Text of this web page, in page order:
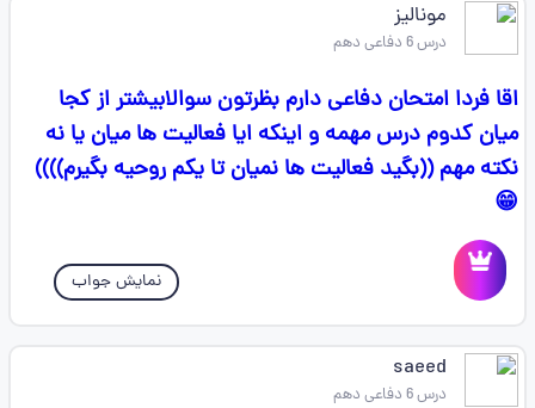
مونالیز
درس 6 دفاعی دهم
اقا فردا امتحان دفاعی دارم بظرتون سوالابیشتر از کجا
میان کدوم درس مهمه و اینکه ایا فعالیت ها میان یا نه
نکته مهم ((بگید فعالیت ها نمیان تا یکم روحیه بگیرم))))
😁
نمایش جواب
saeed
درس 6 دفاعی دهم